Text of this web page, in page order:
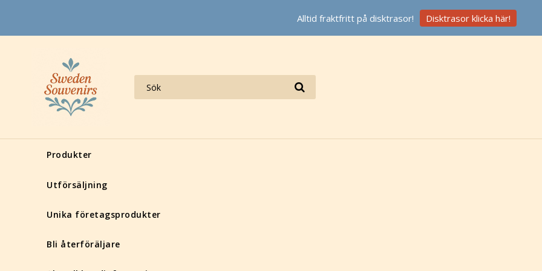
Alltid fraktfritt på disktrasor! Disktrasor klicka här!
Produkter
Utförsäljning
Unika företagsprodukter
Bli återföräljare